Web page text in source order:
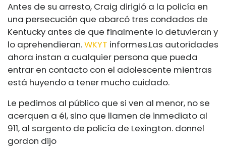
Antes de su arresto, Craig dirigió a la policía en
una persecución que abarcó tres condados de
Kentucky antes de que finalmente lo detuvieran y
lo aprehendieran.WKYT informes.Las autoridades
ahora instan a cualquier persona que pueda
entrar en contacto con el adolescente mientras
está huyendo a tener mucho cuidado.
Le pedimos al público que si ven al menor, no se
acerquen a él, sino que llamen de inmediato al
911, al sargento de policía de Lexington. donnel
gordon dijo